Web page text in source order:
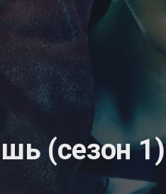
(сезон 1)